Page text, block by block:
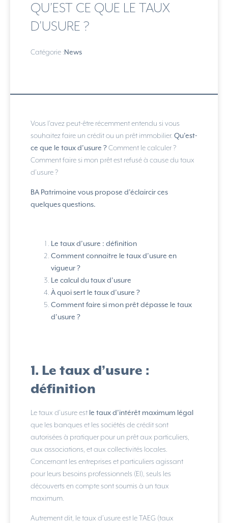
QU’EST CE QUE LE TAUX
D’USURE ?
Catégorie :News
Vous l’avez peut-être récemment entendu si vous
souhaitez faire un crédit ou un prêt immobilier. Qu’est-
ce que le taux d’usure ?Comment le calculer ?
Comment faire si mon prêt est refusé à cause du taux
d’usure ?
BA Patrimoine vous propose d’éclaircir ces
quelques questions.
Le taux d’usure : définition
Comment connaitre le taux d’usure en
vigueur ?
Le calcul du taux d’usure
À quoi sert le taux d’usure ?
Comment faire si mon prêt dépasse le taux
d’usure ?
1. Le taux d’usure :
définition
Le taux d’usure est le taux d’intérêt maximum légal
que les banques et les sociétés de crédit sont
autorisées à pratiquer pour un prêt aux particuliers,
aux associations, et aux collectivités locales.
Concernant les entreprises et particuliers agissant
pour leurs besoins professionnels (EI), seuls les
découverts en compte sont soumis à un taux
maximum.
Autrement dit, le taux d’usure est le TAEG (taux